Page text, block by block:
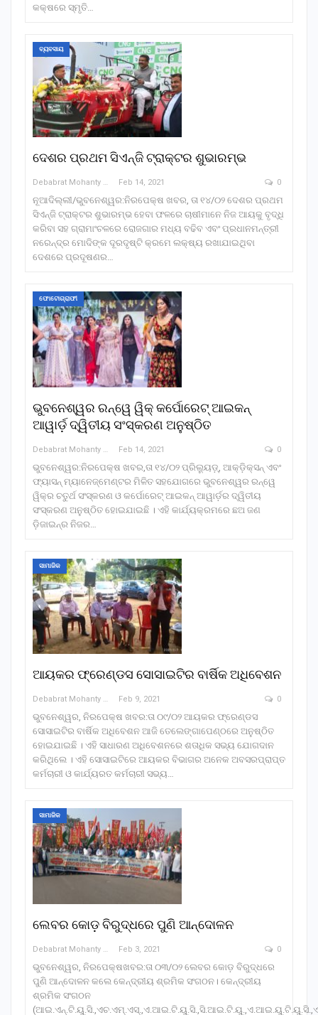
କକ୍ଷରେ ସ୍ମୃତି…
ବ୍ୟବସାୟ
ଦେଶର ପ୍ରଥମ ସିଏନ୍‌ଜି ଟ୍ରାକ୍ଟର ଶୁଭାରମ୍ଭ
Debabrat Mohanty Feb 14, 2021 0
ନୂଆଦିଲ୍ଲୀ/ଭୁବନେଶ୍ୱର:ନିରପେକ୍ଷ ଖବର, ତା ୧୪/୦୨ ଦେଶର ପ୍ରଥମ
ସିଏନ୍‌ଜି ଟ୍ରାକ୍ଟର ଶୁଭାରମ୍ଭ ହେବା ଫଳରେ ଚାଷୀମାନେ ନିଜ ଆୟକୁ ବୃଦ୍ଧି
କରିବା ସହ ଗ୍ରାମାଂଚଳରେ ରୋଜଗାର ମଧ୍ୟ ବଢିବ ଏବଂ ପ୍ରଧାନମନ୍ତ୍ରୀ
ନରେନ୍ଦ୍ର ମୋଦିଙ୍କ ଦୂରଦୃଷ୍ଟି କ୍ରମେ ଲକ୍ଷ୍ୟ ରଖାଯାଇଥିବା
ଦେଶରେ ପ୍ରଦୂଷଣର…
ଫୋଟୋଗ୍ରାଫୀ
ଭୁବନେଶ୍ୱର ରନ୍‌ୱେ ୱିକ୍ କର୍ପୋରେଟ୍ ଆଇକନ୍
ଆୱାର୍ଡ଼ ଦ୍ୱିତୀୟ ସଂସ୍କରଣ ଅନୁଷ୍ଠିତ
Debabrat Mohanty Feb 14, 2021 0
ଭୁବନେଶ୍ୱର:ନିରପେକ୍ଷ ଖବର,ତା ୧୪/୦୨ ପ୍ରିଲ୍ୟୁଡ଼୍‌, ଆକ୍‌ଡ଼ିକ୍ସନ୍ ଏବଂ
ଫ୍ୟାସନ୍ ମ୍ୟାନେଜ୍‌ମେଣ୍ଟର ମିଳିତ ସହଯୋଗରେ ଭୁବନେଶ୍ୱର ରନ୍‌ୱେ
ୱିକ୍‌ର ଚତୁର୍ଥ ସଂସ୍କରଣ ଓ କର୍ପୋରେଟ୍ ଆଇକନ୍ ଆୱାର୍ଡ଼ର ଦ୍ୱିତୀୟ
ସଂସ୍କରଣ ଅନୁଷ୍ଠିତ ହୋଇଯାଇଛି । ଏହି କାର୍ଯ୍ୟକ୍ରମରେ ଛଅ ଜଣ
ଡ଼ିଜାଇନ୍‌ର ନିଜର…
ସାମାଜିକ
ଆୟକର ଫ୍ରେଣ୍ଡସ ସୋସାଇଟିର ବାର୍ଷିକ ଅଧିବେଶନ
Debabrat Mohanty Feb 9, 2021 0
ଭୁବନେଶ୍ୱର, ନିରପେକ୍ଷ ଖବର:ତା ୦୯/୦୨ ଆୟକର ଫ୍ରେଣ୍ଡସ
ସୋସାଇଟିର ବାର୍ଷିକ ଅଧିବେଶନ ଆଜି ତେଲେଙ୍ଗାପେଣ୍ଠରେ ଅନୁଷ୍ଠିତ
ହୋଇଯାଇଛି । ଏହି ସାଧାରଣ ଅଧିବେଶନରେ ଶତାଧିକ ସଭ୍ୟ ଯୋଗଦାନ
କରିଥିଲେ । ଏହି ସୋସାଇଟିରେ ଆୟକର ବିଭାଗର ଅନେକ ଅବସରପ୍ରାପ୍ତ
କର୍ମଚାରୀ ଓ କାର୍ଯ୍ୟରତ କର୍ମଚାରୀ ସଭ୍ୟ…
ସାମାଜିକ
ଲେବର କୋଡ଼ ବିରୁଦ୍ଧରେ ପୁଣି ଆନ୍ଦୋଳନ
Debabrat Mohanty Feb 3, 2021 0
ଭୁବନେଶ୍ୱର, ନିରପେକ୍ଷଖବର:ତା ୦୩/୦୨ ଲେବର କୋଡ଼ ବିରୁଦ୍ଧରେ
ପୁଣି ଆନ୍ଦୋଳନ କଲେ କେନ୍ଦ୍ରୀୟ ଶ୍ରମିକ ସଂଗଠନ। କେନ୍ଦ୍ରୀୟ
ଶ୍ରମିକ ସଂଗଠନ